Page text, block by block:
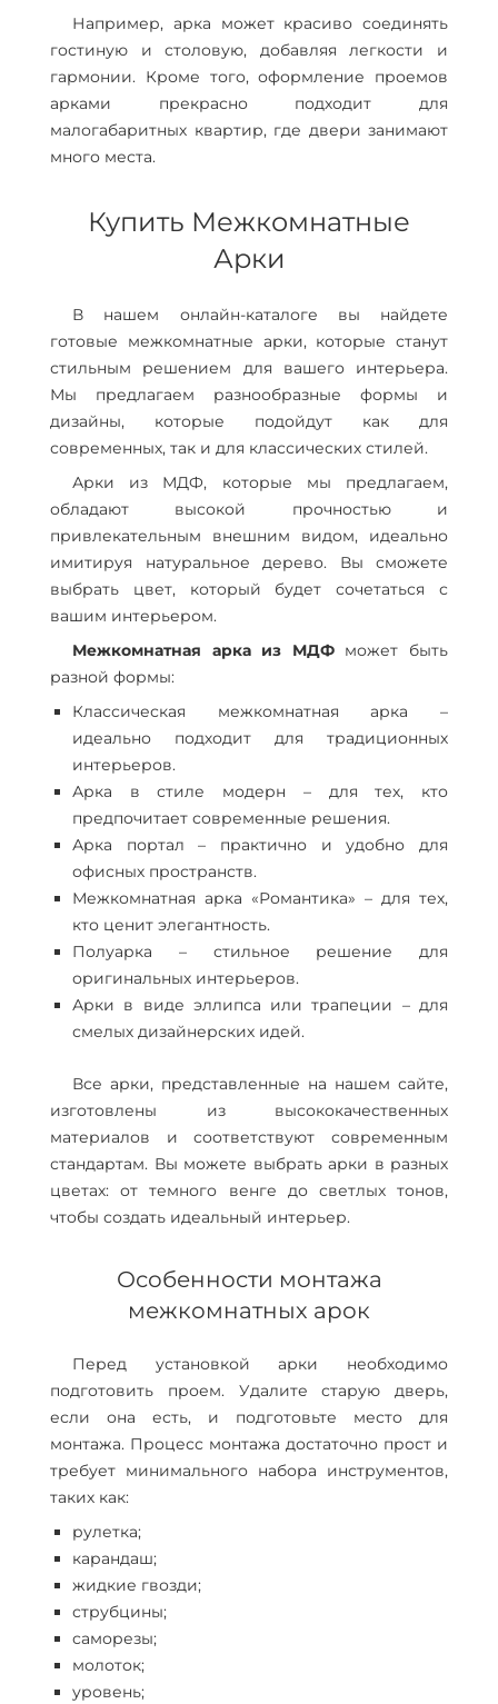
Например, арка может красиво соединять
гостиную и столовую, добавляя легкости и
гармонии. Кроме того, оформление проемов
арками прекрасно подходит для
малогабаритных квартир, где двери занимают
много места.
Купить Межкомнатные
Арки
В нашем онлайн-каталоге вы найдете
готовые межкомнатные арки, которые станут
стильным решением для вашего интерьера.
Мы предлагаем разнообразные формы и
дизайны, которые подойдут как для
современных, так и для классических стилей.
Арки из МДФ, которые мы предлагаем,
обладают высокой прочностью и
привлекательным внешним видом, идеально
имитируя натуральное дерево. Вы сможете
выбрать цвет, который будет сочетаться с
вашим интерьером.
Межкомнатная арка из МДФможет быть
разной формы:
Классическая межкомнатная арка –
идеально подходит для традиционных
интерьеров.
Арка в стиле модерн – для тех, кто
предпочитает современные решения.
Арка портал – практично и удобно для
офисных пространств.
Межкомнатная арка «Романтика» – для тех,
кто ценит элегантность.
Полуарка – стильное решение для
оригинальных интерьеров.
Арки в виде эллипса или трапеции – для
смелых дизайнерских идей.
Все арки, представленные на нашем сайте,
изготовлены из высококачественных
материалов и соответствуют современным
стандартам. Вы можете выбрать арки в разных
цветах: от темного венге до светлых тонов,
чтобы создать идеальный интерьер.
Особенности монтажа
межкомнатных арок
Перед установкой арки необходимо
подготовить проем. Удалите старую дверь,
если она есть, и подготовьте место для
монтажа. Процесс монтажа достаточно прост и
требует минимального набора инструментов,
таких как:
рулетка;
карандаш;
жидкие гвозди;
струбцины;
саморезы;
молоток;
уровень;